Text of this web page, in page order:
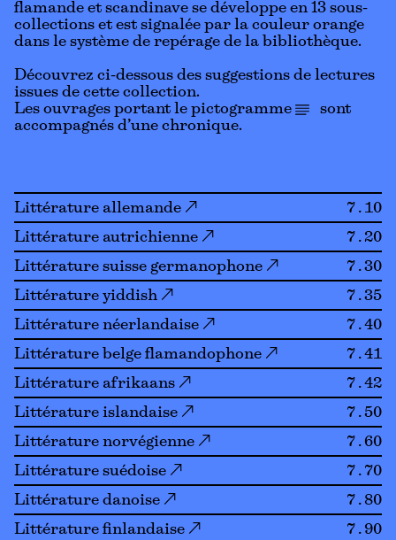
flamande et scandinave se développe en 13 sous-
collections et est signalée par la couleur orange
dans le système de repérage de la bibliothèque.
Découvrez ci-dessous des suggestions de lectures
issues de cette collection.
Les ouvrages portant le pictogramme
sont
accompagnés d’une chronique.
Littérature allemande ↗ 7.10
Littérature autrichienne ↗ 7.20
Littérature suisse germanophone ↗ 7.30
Littérature yiddish ↗ 7.35
Littérature néerlandaise ↗ 7.40
Littérature belge flamandophone ↗ 7.41
Littérature afrikaans ↗ 7.42
Littérature islandaise ↗ 7.50
Littérature norvégienne ↗ 7.60
Littérature suédoise ↗ 7.70
Littérature danoise ↗ 7.80
Littérature finlandaise ↗ 7.90